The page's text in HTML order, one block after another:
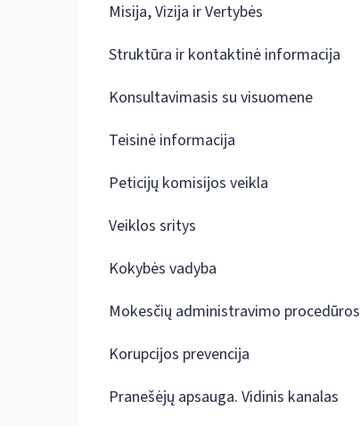
Misija, Vizija ir Vertybės
Struktūra ir kontaktinė informacija
Konsultavimasis su visuomene
Teisinė informacija
Peticijų komisijos veikla
Veiklos sritys
Kokybės vadyba
Mokesčių administravimo procedūros
Korupcijos prevencija
Pranešėjų apsauga. Vidinis kanalas